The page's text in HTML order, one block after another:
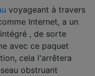
voyageant à travers
Internet, a un
, de sorte
avec ce paquet
cela l'arrêtera
obstruant